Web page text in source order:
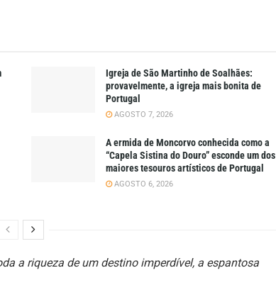
Igreja de São Martinho de Soalhães:
provavelmente, a igreja mais bonita de
Portugal
AGOSTO 7, 2026
A ermida de Moncorvo conhecida como a
“Capela Sistina do Douro” esconde um dos
maiores tesouros artísticos de Portugal
AGOSTO 6, 2026
a riqueza de um destino imperdível, a espantosa